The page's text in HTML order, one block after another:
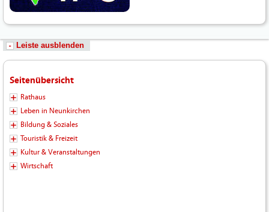
Leiste ausblenden
Seitenübersicht
Rathaus
Leben in Neunkirchen
Bildung & Soziales
Touristik & Freizeit
Kultur & Veranstaltungen
Wirtschaft